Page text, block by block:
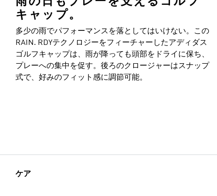
キャップ。
多少の雨でパフォーマンスを落としてはいけない。この
RAIN. RDYテクノロジーをフィーチャーしたアディダス
ゴルフキャップは、雨が降っても頭部をドライに保ち、
プレーへの集中を促す。後ろのクロージャーはスナップ
式で、好みのフィット感に調節可能。
ケア